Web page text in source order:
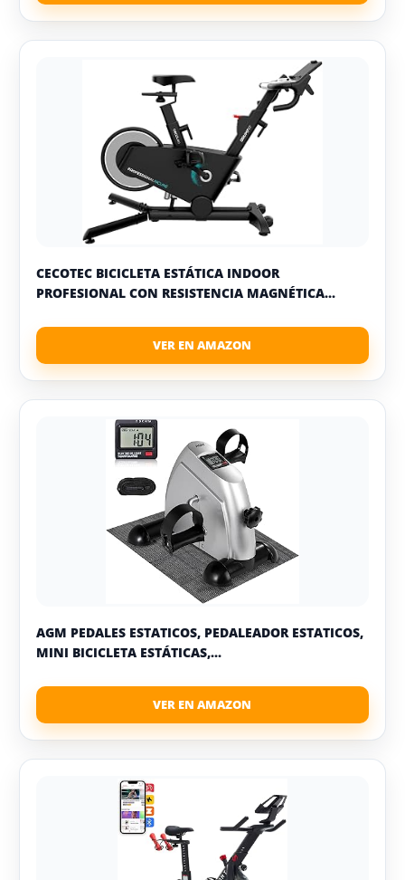
CECOTEC BICICLETA ESTÁTICA INDOOR
PROFESIONAL CON RESISTENCIA MAGNÉTICA...
AGM PEDALES ESTATICOS, PEDALEADOR ESTATICOS,
MINI BICICLETA ESTÁTICAS,...